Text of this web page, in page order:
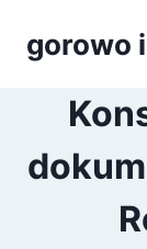
gorowo